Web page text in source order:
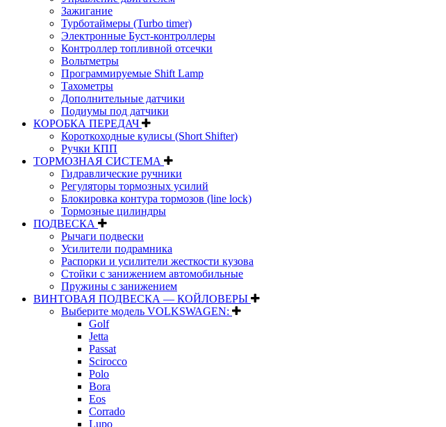
Зажигание
Турботаймеры (Turbo timer)
Электронные Буст-контроллеры
Контроллер топливной отсечки
Вольтметры
Программируемые Shift Lamp
Тахометры
Дополнительные датчики
Подиумы под датчики
КОРОБКА ПЕРЕДАЧ
Короткоходные кулисы (Short Shifter)
Ручки КПП
ТОРМОЗНАЯ СИСТЕМА
Гидравлические ручники
Регуляторы тормозных усилий
Блокировка контура тормозов (line lock)
Тормозные цилиндры
ПОДВЕСКА
Рычаги подвески
Усилители подрамника
Распорки и усилители жесткости кузова
Стойки с занижением автомобильные
Пружины с занижением
ВИНТОВАЯ ПОДВЕСКА — КОЙЛОВЕРЫ
Выберите модель VOLKSWAGEN:
Golf
Jetta
Passat
Scirocco
Polo
Bora
Eos
Corrado
Lupo